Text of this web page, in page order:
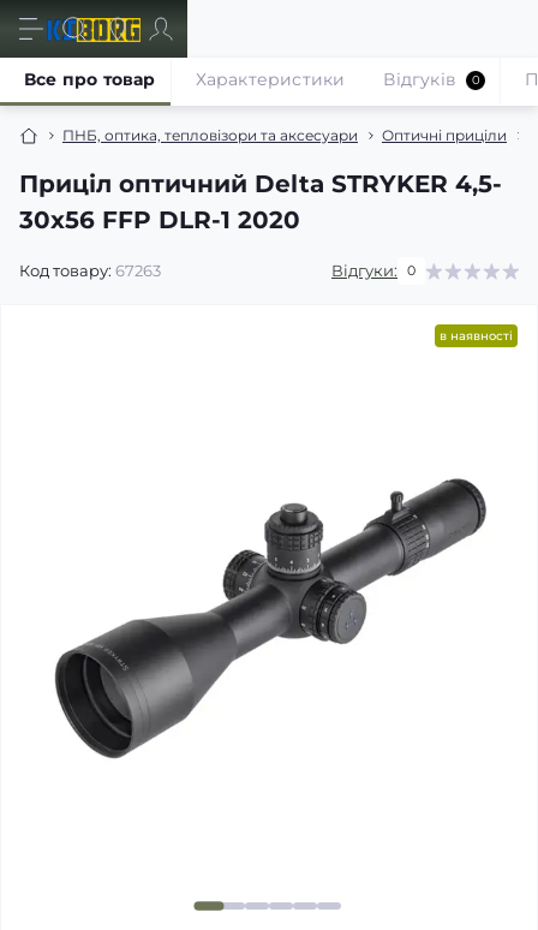
ПНБ, оптика, тепловізори та аксесуари Оптичні приціли
Приціл оптичний Delta STRYKER 4,5-
30x56 FFP DLR-1 2020
Код товару: 67263 Відгуки: 0
Все про товар Характеристики Відгуків 0
в наявності